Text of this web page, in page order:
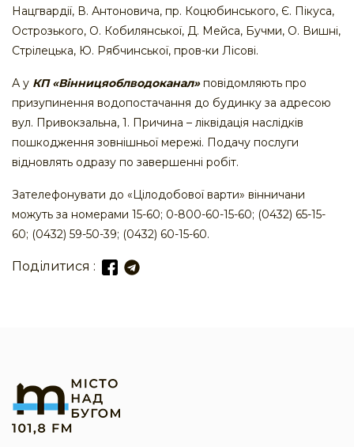
Нацгвардії, В. Антоновича, пр. Коцюбинського, Є. Пікуса,
Острозького, О. Кобилянської, Д. Мейса, Бучми, О. Вишні,
Стрілецька, Ю. Рябчинської, пров-ки Лісові.
А у КП «Вінницяоблводоканал»повідомляють про
призупинення водопостачання до будинку за адресою
вул. Привокзальна, 1. Причина – ліквідація наслідків
пошкодження зовнішньої мережі. Подачу послуги
відновлять одразу по завершенні робіт.
Зателефонувати до «Цілодобової варти» вінничани
можуть за номерами 15-60; 0-800-60-15-60; (0432) 65-15-
60; (0432) 59-50-39; (0432) 60-15-60.
Поділитися :